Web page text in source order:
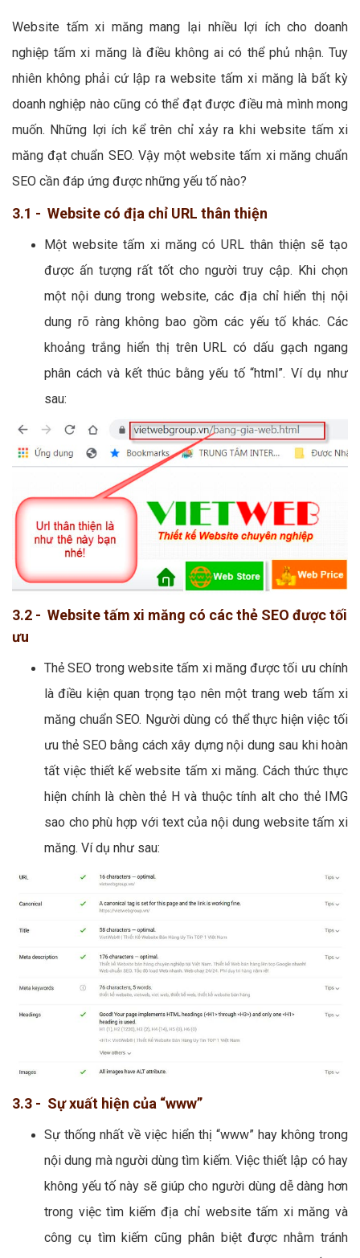
Website tấm xi măng mang lại nhiều lợi ích cho doanh
nghiệp tấm xi măng là điều không ai có thể phủ nhận. Tuy
nhiên không phải cứ lập ra website tấm xi măng là bất kỳ
doanh nghiệp nào cũng có thể đạt được điều mà mình mong
muốn. Những lợi ích kể trên chỉ xảy ra khi website tấm xi
măng đạt chuẩn SEO. Vậy một website tấm xi măng chuẩn
SEO cần đáp ứng được những yếu tố nào?
3.1 - Website có địa chỉ URL thân thiện
Một website tấm xi măng có URL thân thiện sẽ tạo
được ấn tượng rất tốt cho người truy cập. Khi chọn
một nội dung trong website, các địa chỉ hiển thị nội
dung rõ ràng không bao gồm các yếu tố khác. Các
khoảng trắng hiển thị trên URL có dấu gạch ngang
phân cách và kết thúc bằng yếu tố “html”. Ví dụ như
sau:
3.2 - Website tấm xi măng có các thẻ SEO được tối
ưu
Thẻ SEO trong website tấm xi măng được tối ưu chính
là điều kiện quan trọng tạo nên một trang web tấm xi
măng chuẩn SEO. Người dùng có thể thực hiện việc tối
ưu thẻ SEO bằng cách xây dựng nội dung sau khi hoàn
tất việc thiết kế website tấm xi măng. Cách thức thực
hiện chính là chèn thẻ H và thuộc tính alt cho thẻ IMG
sao cho phù hợp với text của nội dung website tấm xi
măng. Ví dụ như sau:
3.3 - Sự xuất hiện của “www”
Sự thống nhất về việc hiển thị “www” hay không trong
nội dung mà người dùng tìm kiếm. Việc thiết lập có hay
không yếu tố này sẽ giúp cho người dùng dễ dàng hơn
trong việc tìm kiếm địa chỉ website tấm xi măng và
công cụ tìm kiếm cũng phân biệt được nhằm tránh